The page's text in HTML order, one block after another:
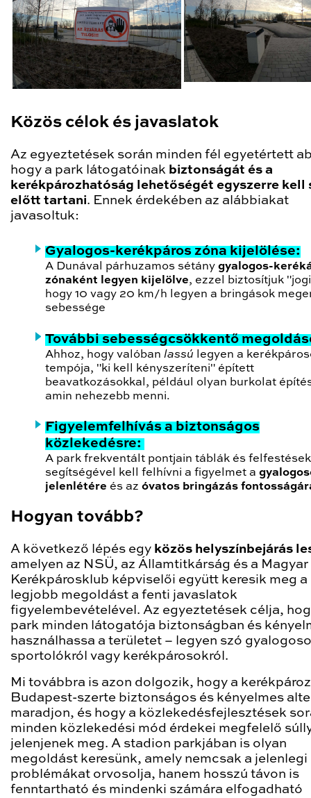
Közös célok és javaslatok
Az egyeztetések során minden fél egyetértett
hogy a park látogatóinak biztonságát és a
kerékpározhatóság lehetőségét egyszerre kell
előtt tartani. Ennek érdekében az alábbiakat
javasoltuk:
Gyalogos-kerékpáros zóna kijelölése:
A Dunával párhuzamos sétány gyalogos-
zónaként legyen kijelölve, ezzel biztosítjuk
hogy 10 vagy 20 km/h legyen a bringások
sebessége
További sebességcsökkentő
Ahhoz, hogy valóban lassú
legyen a
tempója, "ki kell kényszeríteni" épített
beavatkozásokkal, például olyan burkolat
amin nehezebb menni.
Figyelemfelhívás a biztonságos
közlekedésre:
A park frekventált pontjain táblák és felfestések
segítségével kell felhívni a figyelmet a
jelenlétére és az óvatos bringázás
Hogyan tovább?
A következő lépés egy közös helyszínbejárás
amelyen az NSÜ, az Államtitkárság és a Magyar
Kerékpárosklub képviselői együtt keresik meg a
legjobb megoldást a fenti javaslatok
figyelembevételével. Az egyeztetések célja,
park minden látogatója biztonságban és
használhassa a területet – legyen szó
sportolókról vagy kerékpárosokról.
Mi továbbra is azon dolgozik, hogy a
Budapest-szerte biztonságos és kényelmes
maradjon, és hogy a közlekedésfejlesztések
minden közlekedési mód érdekei megfelelő
jelenjenek meg. A stadion parkjában is olyan
megoldást keresünk, amely nemcsak a jelenlegi
problémákat orvosolja, hanem hosszú távon is
fenntartható és mindenki számára elfogadható